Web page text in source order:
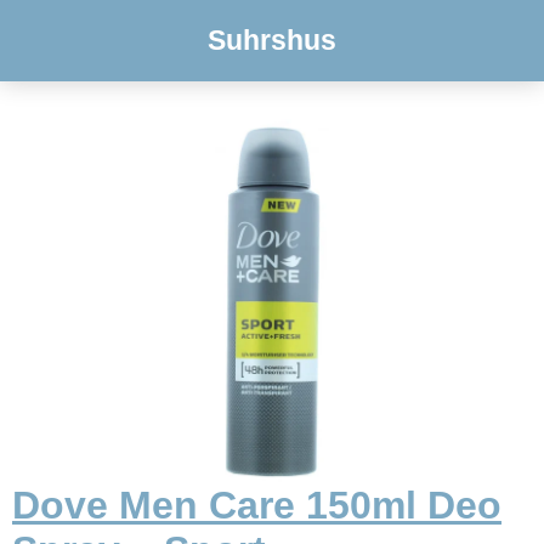
Suhrshus
Dove Men Care 150ml Deo